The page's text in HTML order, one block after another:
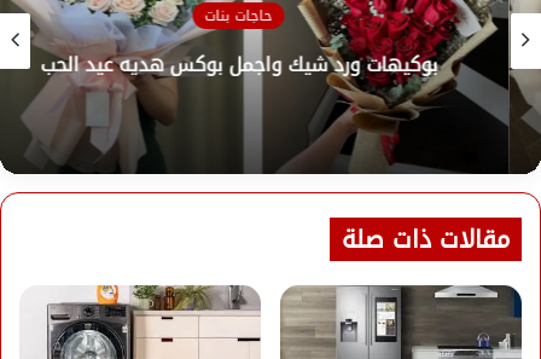
حاجات بنات
بوكيهات ورد شيك واجمل بوكس هديه عيد الحب
مقالات ذات صلة